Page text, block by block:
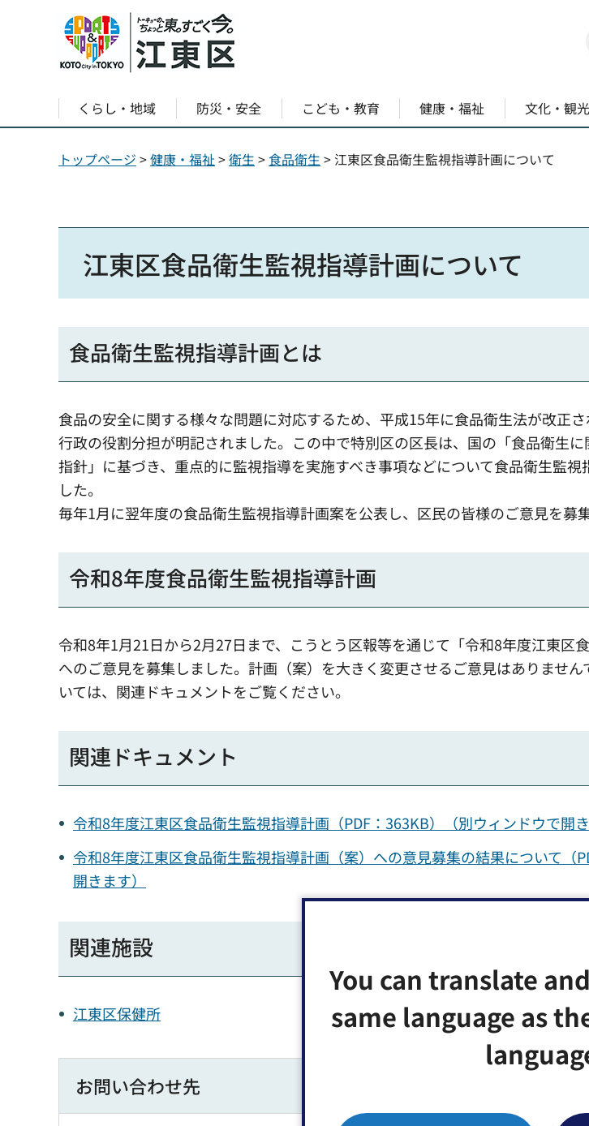
You can translate
same language as
くらし・地域 防災・安全 こども・教育 健康・福祉 文化・観
トップページ >健康・福祉 >衛生 >食品衛生 > 江東区食品衛生監視指導計画について
江東区食品衛生監視指導計画について
食品衛生監視指導計画とは
食品の安全に関する様々な問題に対応するため、平成15年に食品衛生法が改正さ
行政の役割分担が明記されました。この中で特別区の区長は、国の「食品衛生
指針」に基づき、重点的に監視指導を実施すべき事項などについて食品衛生監
した。
毎年1月に翌年度の食品衛生監視指導計画案を公表し、区民の皆様のご意見を募集
令和8年度食品衛生監視指導計画
令和8年1月21日から2月27日まで、こうとう区報等を通じて「令和8年度江東区
へのご意見を募集しました。計画（案）を大きく変更させるご意見はありませ
いては、関連ドキュメントをご覧ください。
関連ドキュメント
令和8年度江東区食品衛生監視指導計画（PDF：363KB）（別ウィンドウで開き
令和8年度江東区食品衛生監視指導計画（案）への意見募集の結果について（
開きます）
関連施設
江東区保健所
お問い合わせ先